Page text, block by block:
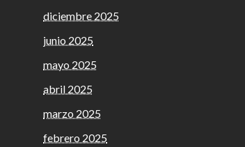
diciembre 2025
junio 2025
mayo 2025
abril 2025
marzo 2025
febrero 2025